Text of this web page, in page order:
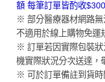
額 每筆訂單皆酌收
※ 部分醫療器材網路無
不適用於線上購物免運
※ 訂單若因實際包裝狀
機實際狀況分次送達，
※ 可於訂單備註到貨時